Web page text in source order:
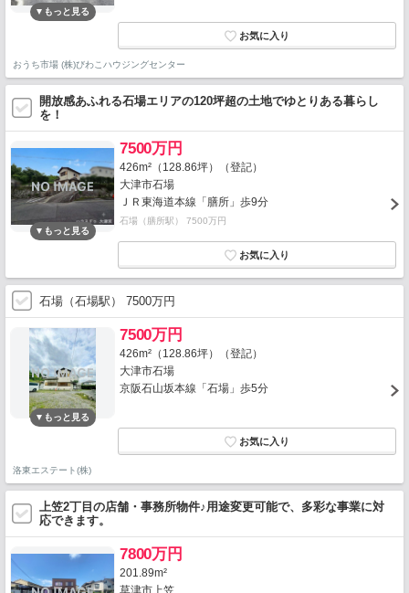
おうち市場 (株)びわこハウジングセンター
開放感あふれる石場エリアの120坪超の土地でゆとりある暮らし
を！
7500万円
426m²（128.86坪）（登記）
大津市石場
ＪＲ東海道本線「膳所」歩9分
石場（膳所駅） 7500万円
石場（石場駅） 7500万円
7500万円
426m²（128.86坪）（登記）
大津市石場
京阪石山坂本線「石場」歩5分
洛東エステート(株)
上笠2丁目の店舗・事務所物件♪用途変更可能で、多彩な事業に対
応できます。
7800万円
201.89m²
草津市上笠